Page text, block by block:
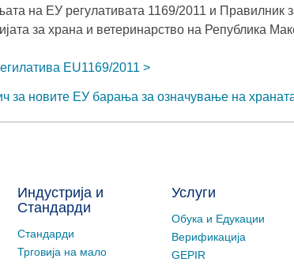
на ЕУ регулативата 1169/2011 и Правилник
за храна и ветеринарство на Република
EU1169/2011
за новите ЕУ барања за означување на
Индустрија и
Стандарди
Стандарди
Трговија на мало
Услуги
Обука и Едукации
Верификација
GEPIR